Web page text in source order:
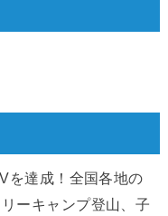
を達成！全国各地の
ーキャンプ登山、子